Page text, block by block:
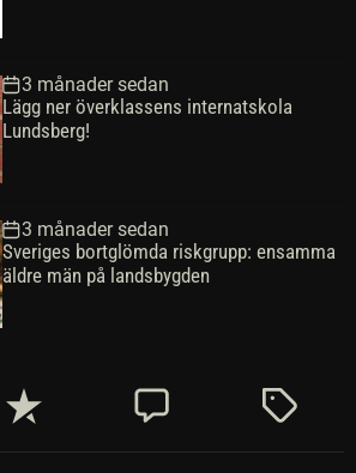
3 månader sedan
Lägg ner överklassens internatskola
Lundsberg!
3 månader sedan
Sveriges bortglömda riskgrupp: ensamma
äldre män på landsbygden
S
M